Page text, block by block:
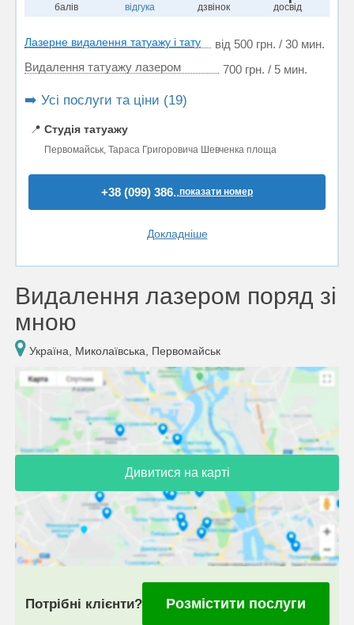
балів відгука дзвінок досвід
Лазерне видалення татуажу і тату
від 500 грн. / 30 мин.
Видалення татуажу лазером
700 грн. / 5 мин.
➡️ Усі послуги та ціни (19)
📍 Студія татуажу
Первомайськ, Тараса Григоровича Шевченка площа
+38 (099) 386..показати номер
Докладніше
Видалення лазером поряд зі
мною
Україна, Миколаївська, Первомайськ
Дивитися на карті
Потрібні клієнти? Розмістити послуги